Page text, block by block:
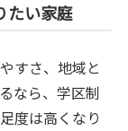
たい家庭
すさ、地域と
なら、学区制
度は高くなり